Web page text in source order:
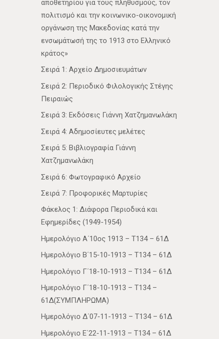
αποθετηρίου για τους πληθυσμούς, τον
πολιτισμό και την κοινωνικο-οικονομική
οργάνωση της Μακεδονίας κατά την
ενσωμάτωσή της το 1913 στο Ελληνικό
κράτος»
Σειρά 1: Αρχείο Δημοσιευμάτων
Σειρά 2: Περιοδικό Φιλολογικής Στέγης
Πειραιώς
Σειρά 3: Εκδόσεις Γιάννη Χατζημανωλάκη
Σειρά 4: Αδημοσίευτες μελέτες
Σειρά 5: Βιβλιογραφία Γιάννη
Χατζημανωλάκη
Σειρά 6: Φωτογραφικό Αρχείο
Σειρά 7: Προφορικές Μαρτυρίες
Φάκελος 1: Διάφορα Περιοδικά και
Εφημερίδες (1949-1954)
Ημερολόγιο Α΄10ος 1913 – Τ134 – 61Δ
Ημερολόγιο Β΄15-10-1913 – Τ134 – 61Δ
Ημερολόγιο Γ΄18-10-1913 – Τ134 – 61Δ
Ημερολόγιο Γ΄18-10-1913 – Τ134 –
61Δ(ΣΥΜΠΛΗΡΩΜΑ)
Ημερολόγιο Δ΄07-11-1913 – Τ134 – 61Δ
Ημερολόγιο Ε΄22-11-1913 – Τ134 – 61Δ